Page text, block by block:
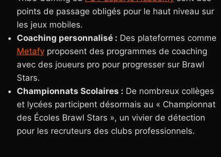
points de passage obligés pour le haut niveau sur
les jeux mobiles.
Coaching personnalisé : Des plateformes comme
Metafy proposent des programmes de coaching
avec des joueurs pro pour progresser sur Brawl
Stars.
Championnats Scolaires : De nombreux collèges
et lycées participent désormais au « Championnat
des Écoles Brawl Stars », un vivier de détection
pour les recruteurs des clubs professionnels.